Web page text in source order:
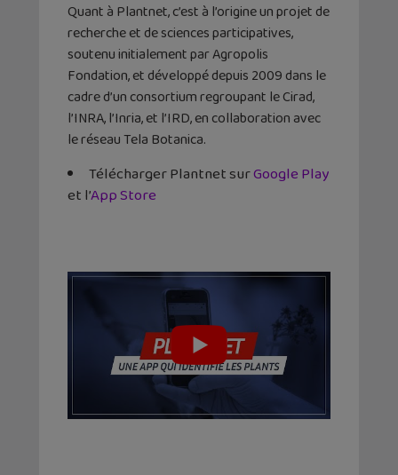
Quant à Plantnet, c’est à l’origine un projet de
recherche et de sciences participatives,
soutenu initialement par Agropolis
Fondation, et développé depuis 2009 dans le
cadre d’un consortium regroupant le Cirad,
l’INRA, l’Inria, et l’IRD, en collaboration avec
le réseau Tela Botanica.
Télécharger Plantnet surGoogle Play
et l’App Store